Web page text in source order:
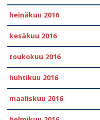
heinäkuu 2016
kesäkuu 2016
toukokuu 2016
huhtikuu 2016
maaliskuu 2016